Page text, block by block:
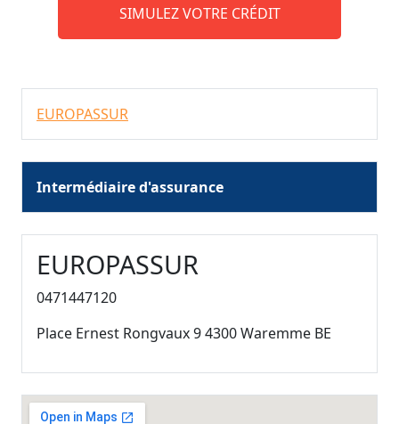
SIMULEZ VOTRE CRÉDIT
EUROPASSUR
Intermédiaire d'assurance
EUROPASSUR
0471447120
Place Ernest Rongvaux 9 4300 Waremme BE